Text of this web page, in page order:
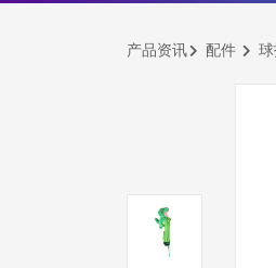
产品资讯 配件